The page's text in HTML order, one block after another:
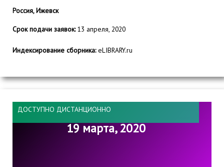
Россия, Ижевск
Срок подачи заявок:13 апреля, 2020
Индексирование сборника:eLIBRARY.ru
ДОСТУПНО ДИСТАНЦИОННО
19 марта, 2020